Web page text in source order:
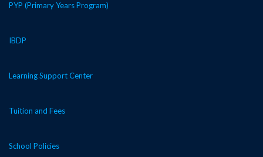
PYP (Primary Years Program)
IBDP
Learning Support Center
Tuition and Fees
School Policies